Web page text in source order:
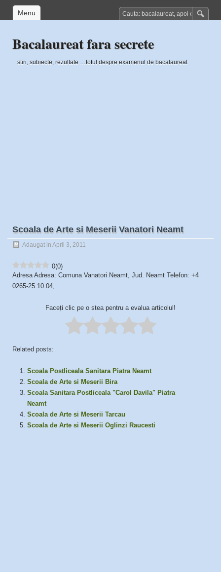
Menu
Bacalaureat fara secrete
stiri, subiecte, rezultate …totul despre examenul de bacalaureat
Scoala de Arte si Meserii Vanatori Neamt
Adaugat in April 3, 2011
0(0)
Adresa Adresa: Comuna Vanatori Neamt, Jud. Neamt Telefon: +4
0265-25.10.04;
Faceți clic pe o stea pentru a evalua articolul!
Related posts:
Scoala Postliceala Sanitara Piatra Neamt
Scoala de Arte si Meserii Bira
Scoala Sanitara Postliceala "Carol Davila" Piatra
Neamt
Scoala de Arte si Meserii Tarcau
Scoala de Arte si Meserii Oglinzi Raucesti